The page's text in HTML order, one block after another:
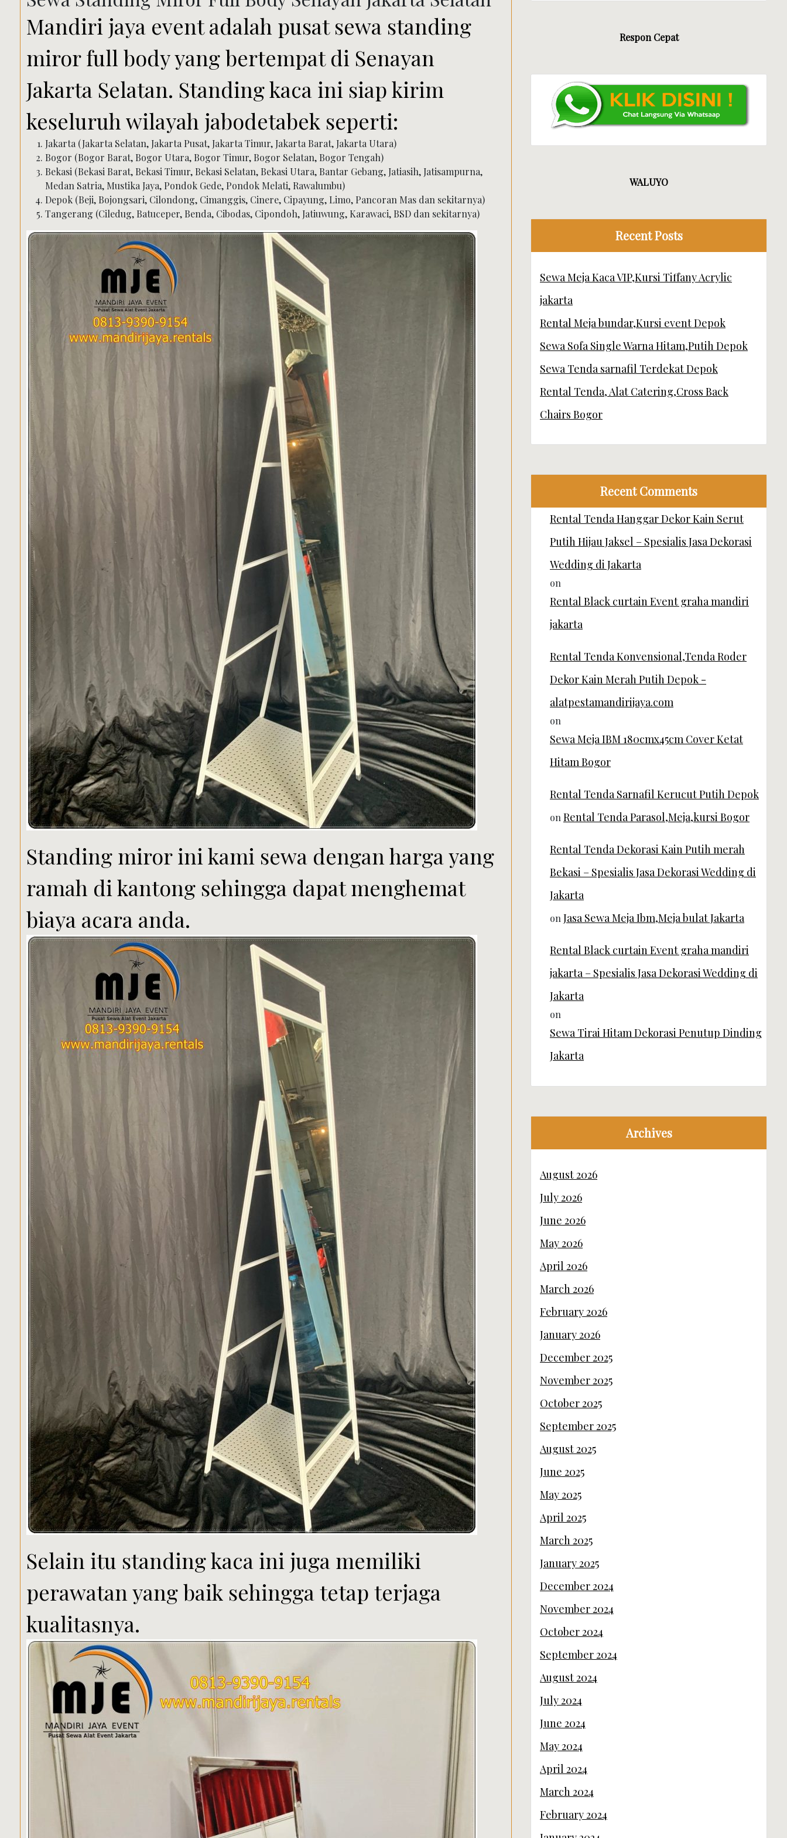
Mandiri jaya event adalah pusat sewa standing
miror full body yang bertempat di Senayan
Jakarta Selatan. Standing kaca ini siap kirim
keseluruh wilayah jabodetabek seperti:
Jakarta (Jakarta Selatan, Jakarta Pusat, Jakarta Timur, Jakarta Barat, Jakarta Utara)
Bogor (Bogor Barat, Bogor Utara, Bogor Timur, Bogor Selatan, Bogor Tengah)
Bekasi (Bekasi Barat, Bekasi Timur, Bekasi Selatan, Bekasi Utara, Bantar Gebang, Jatiasih, Jatisampurna,
Medan Satria, Mustika Jaya, Pondok Gede, Pondok Melati, Rawalumbu)
Depok (Beji, Bojongsari, Cilondong, Cimanggis, Cinere, Cipayung, Limo, Pancoran Mas dan sekitarnya)
Tangerang (Ciledug, Batuceper, Benda, Cibodas, Cipondoh, Jatiuwung, Karawaci, BSD dan sekitarnya)
Standing miror ini kami sewa dengan harga yang
ramah di kantong sehingga dapat menghemat
biaya acara anda.
Selain itu standing kaca ini juga memiliki
perawatan yang baik sehingga tetap terjaga
kualitasnya.
Respon Cepat
WALUYO
Recent Posts
Sewa Meja Kaca VIP,Kursi Tiffany Acrylic
jakarta
Rental Meja bundar,Kursi event Depok
Sewa Sofa Single Warna Hitam,Putih Depok
Sewa Tenda sarnafil Terdekat Depok
Rental Tenda, Alat Catering,Cross Back
Chairs Bogor
Recent Comments
Rental Tenda Hanggar Dekor Kain Serut
Putih Hijau Jaksel – Spesialis Jasa Dekorasi
Wedding di Jakarta
on
Rental Black curtain Event graha mandiri
jakarta
Rental Tenda Konvensional,Tenda Roder
Dekor Kain Merah Putih Depok -
alatpestamandirijaya.com
on
Sewa Meja IBM 180cmx45cm Cover Ketat
Hitam Bogor
Rental Tenda Sarnafil Kerucut Putih Depok
on Rental Tenda Parasol,Meja,kursi Bogor
Rental Tenda Dekorasi Kain Putih merah
Bekasi – Spesialis Jasa Dekorasi Wedding di
Jakarta
on Jasa Sewa Meja Ibm,Meja bulat Jakarta
Rental Black curtain Event graha mandiri
jakarta – Spesialis Jasa Dekorasi Wedding di
Jakarta
on
Sewa Tirai Hitam Dekorasi Penutup Dinding
Jakarta
Archives
August 2026
July 2026
June 2026
May 2026
April 2026
March 2026
February 2026
January 2026
December 2025
November 2025
October 2025
September 2025
August 2025
June 2025
May 2025
April 2025
March 2025
January 2025
December 2024
November 2024
October 2024
September 2024
August 2024
July 2024
June 2024
May 2024
April 2024
March 2024
February 2024